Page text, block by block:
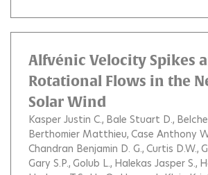
Alfvénic Velocity Spikes
Rotational Flows in the
Solar Wind
Kasper Justin C. Bale Stuart D.
Berthomier Matthieu Case Anthony
Chandran Benjamin D. G. Curtis D.W.
Gary S.P. Golub L. Halekas Jasper S.